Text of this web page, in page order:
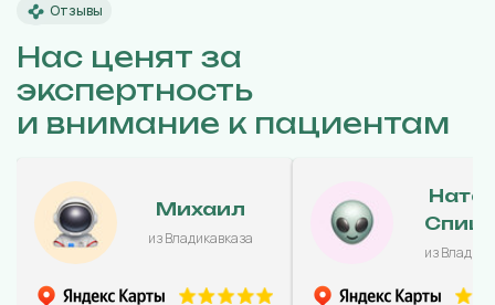
Отзывы
Нас ценят за
экспертность
и внимание к пациентам
Михаил
из Владикавказа
из